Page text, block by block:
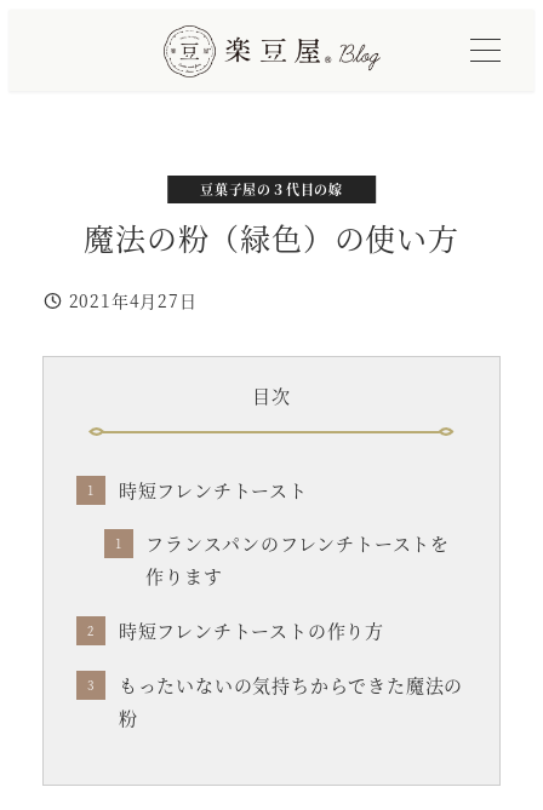
魔法の粉（緑色）の使い方
投稿日
2021年4月27日
カテゴリー
豆菓子と簡単手抜きレシピ
カテゴリー
豆菓子屋の３代目の嫁
目次
時短フレンチトースト
フランスパンのフレンチトーストを
作ります
時短フレンチトーストの作り方
もったいないの気持ちからできた魔法の
粉